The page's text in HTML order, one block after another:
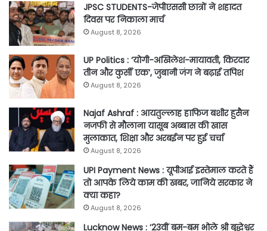
JPSC STUDENTS-जेपीएससी छात्रों ने शहादत
दिवस पर निकाला मार्च
August 8, 2026
UP Politics : ‘योगी-अखिलेश-मायावती, किरदार
तीन और कुर्सी एक’, जुबानी जंग ने बढ़ाई तपिश
August 8, 2026
Najaf Ashraf : आयतुल्लाह हाफिज बशीर हुसैन
नजफी से मौलाना यासूब अब्बास की खास
मुलाकात, शिक्षा और अरबईन पर हुई चर्चा
August 8, 2026
UPI Payment News : यूपीआई इस्तेमाल करते हैं
तो आपके लिये काम की खबर, जानिये सरकार ने
क्या कहा?
August 8, 2026
Lucknow News : ’23वीं बम-बम भोले श्री बुद्धेश्वर